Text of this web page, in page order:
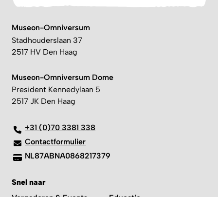
Museon-Omniversum
Stadhouderslaan 37
2517 HV Den Haag
Museon-Omniversum Dome
President Kennedylaan 5
2517 JK Den Haag
+31 (0)70 3381 338
Contactformulier
NL87ABNA0868217379
Snel naar